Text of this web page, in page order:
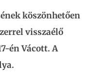
köszönhetően
visszaélő
én Vácott. A